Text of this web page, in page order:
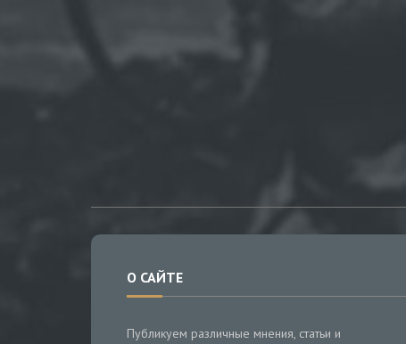
О САЙТЕ
Публикуем различные мнения, статьи и